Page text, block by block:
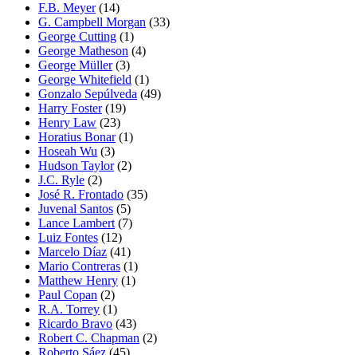
F.B. Meyer(14)
G. Campbell Morgan (33)
George Cutting (1)
George Matheson (4)
George Müller(3)
George Whitefield (1)
Gonzalo Sepúlveda (49)
Harry Foster(19)
Henry Law (23)
Horatius Bonar(1)
Hoseah Wu (3)
Hudson Taylor(2)
J.C. Ryle (2)
José R. Frontado (35)
Juvenal Santos (5)
Lance Lambert (7)
Luiz Fontes (12)
Marcelo Díaz (41)
Mario Contreras (1)
Matthew Henry (1)
Paul Copan (2)
R.A. Torrey (1)
Ricardo Bravo (43)
Robert C. Chapman (2)
Roberto Sáez (45)